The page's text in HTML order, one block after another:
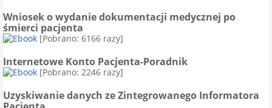
Wniosek o wydanie dokumentacji medycznej po
śmierci pacjenta
[Pobrano: 6166 razy]
Internetowe Konto Pacjenta-Poradnik
[Pobrano: 2246 razy]
Uzyskiwanie danych ze Zintegrowanego Informatora